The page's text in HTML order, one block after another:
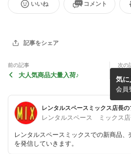
いいね コメント
記事をシェア
前の記事
大人気商品大量入荷♪
次の
売れ
大
レンタルスペースミックス店長の
レンタルスペースミックスでの新商品
を発信していきます。
気に
会員